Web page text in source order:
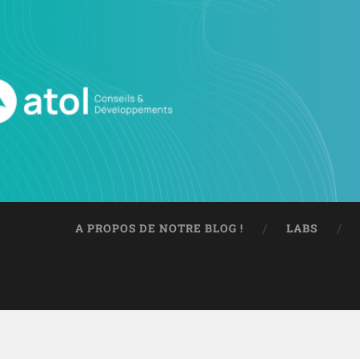
A PROPOS DE NOTRE BLOG ! LABS